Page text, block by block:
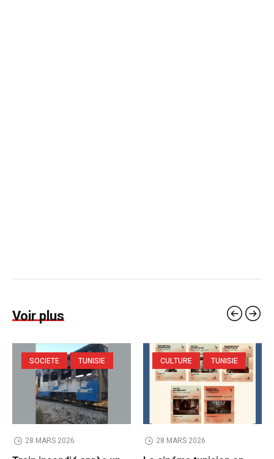
Voir plus
SOCIETE TUNISIE
28 MARS 2026
CULTURE TUNISIE
28 MARS 2026